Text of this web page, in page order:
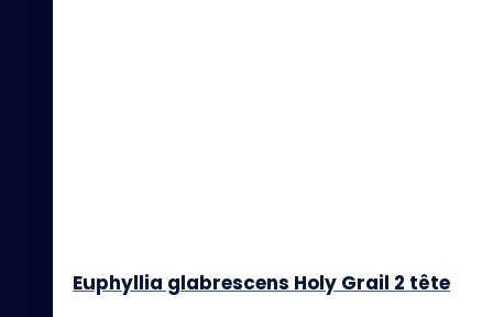
Euphyllia glabrescens Holy Grail 2 tête